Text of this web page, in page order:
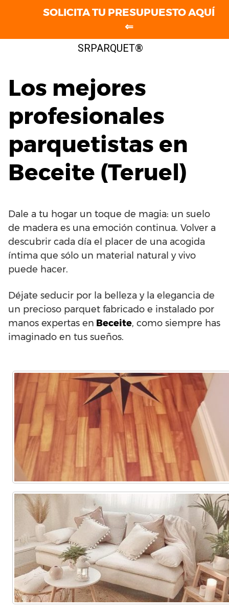
SRPARQUET®
Los mejores
profesionales
parquetistas en
Beceite (Teruel)
Dale a tu hogar un toque de magia: un suelo
de madera es una emoción continua. Volver a
descubrir cada día el placer de una acogida
íntima que sólo un material natural y vivo
puede hacer.
Déjate seducir por la belleza y la elegancia de
un precioso parquet fabricado e instalado por
manos expertas en Beceite, como siempre has
imaginado en tus sueños.
SOLICITA TU PRESUPUESTO AQUÍ
⇐